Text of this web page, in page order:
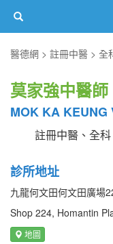
醫德網
註冊中醫 全
莫家強中醫師
MOK KA KEUNG
註冊中醫、全
診所地址
九龍何文田何文田廣場
Shop 224, Homantin
地圖